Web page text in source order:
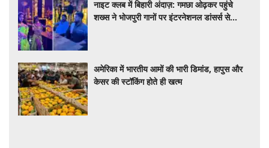
नाइट क्लब में बिहारी अंदाज़: गमछा ओढ़कर पहुंचे
शख्स ने भोजपुरी गानों पर इंटरनेशनल डांसर्स से
अमेरिका में भारतीय आमों की भारी डिमांड, हापुस और
केसर की स्टॉकिंग होते ही खत्म